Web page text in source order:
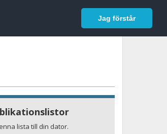
Jag förstår
Logga in
lista till din dator.